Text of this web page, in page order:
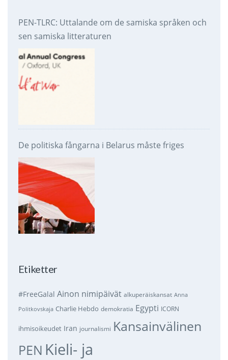
PEN-TLRC: Uttalande om de samiska språken och
sen samiska litteraturen
De politiska fångarna i Belarus måste friges
Etiketter
#FreeGalal Ainon nimipäivät alkuperäiskansat Anna
Politkovskaja Charlie Hebdo demokratia Egypti ICORN
ihmisoikeudet Iran journalismi Kansainvälinen
PEN Kieli- ja